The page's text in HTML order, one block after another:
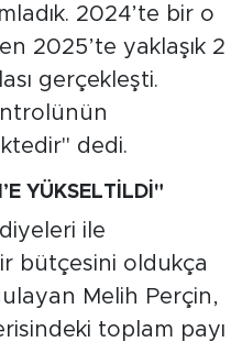
2024’te bir o
2025’te yaklaşık 2
gerçekleşti.
dedi.
YÜKSELTİLDİ"
ile
bütçesini oldukça
Melih Perçin,
toplam payı